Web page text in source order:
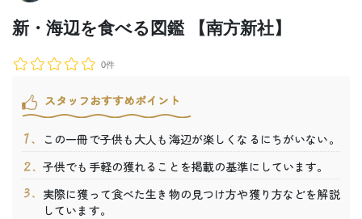
新・海辺を食べる図鑑 【南方新社】
0件
スタッフおすすめポイント
この一冊で子供も大人も海辺が楽しくなるにちがいない。
子供でも手軽の獲れることを掲載の基準にしています。
実際に獲って食べた生き物の見つけ方や獲り方などを解説
しています。